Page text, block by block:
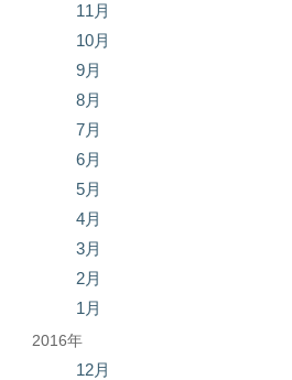
11月
10月
9月
8月
7月
6月
5月
4月
3月
2月
1月
2016年
12月